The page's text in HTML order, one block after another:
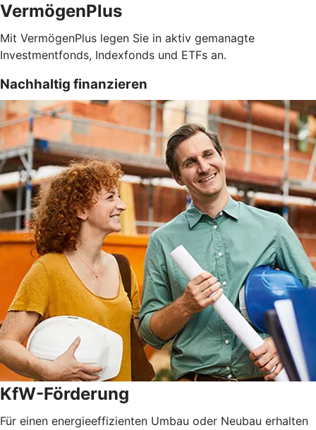
VermögenPlus
Mit VermögenPlus legen Sie in aktiv gemanagte
Investmentfonds, Indexfonds und ETFs an.
Nachhaltig finanzieren
KfW-Förderung
Für einen energieeffizienten Umbau oder Neubau erhalten